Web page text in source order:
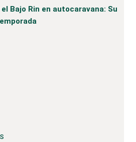
Bajo Rin en autocaravana: Su